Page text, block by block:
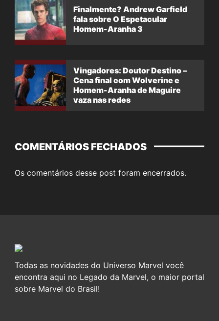
Finalmente? Andrew Garfield
fala sobre O Espetacular
Homem-Aranha 3
Vingadores: Doutor Destino –
Cena final com Wolverine e
Homem-Aranha de Maguire
vaza nas redes
COMENTÁRIOS FECHADOS
Os comentários desse post foram encerrados.
Todas as novidades do Universo Marvel você
encontra aqui no Legado da Marvel, o maior portal
sobre Marvel do Brasil!